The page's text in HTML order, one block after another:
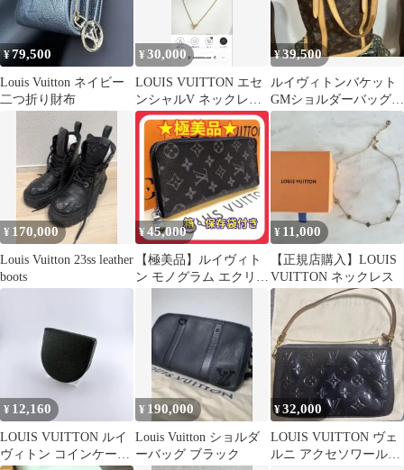
¥79,500
Louis Vuitton ネイビー
二つ折り財布
¥30,000
LOUIS VUITTON エセ
ンシャルV ネックレス
ゴールド
¥39,500
ルイヴィトンバケット
GMショルダーバッグ‼️
お盆に入る前に大幅値
下げ‼️
¥ 170,000
Louis Vuitton 23ss leather
boots
¥45,000
【極美品】ルイヴィト
ン モノグラム エクリプ
ブラック
¥ 11,000
【正規店購入】LOUIS
VUITTON ネックレス
¥ 12,160
LOUIS VUITTON ルイ
ヴィトン コインケー
¥ 190,000
Louis Vuitton ショルダ
ーバッグ ブラック
¥32,000
LOUIS VUITTON ヴェ
ルニ アクセソワール